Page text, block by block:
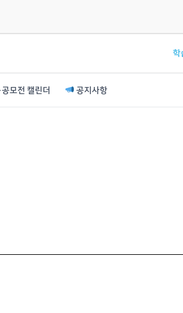
학
모전 캘린더 공지사항